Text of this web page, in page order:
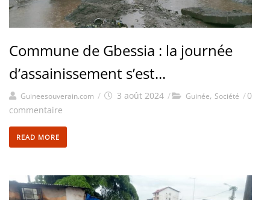
Commune de Gbessia : la journée
d’assainissement s’est...
Guineesouverain.com / 3 août 2024 / Guinée, Société /0
commentaire
READ MORE